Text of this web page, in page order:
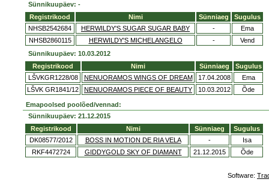
Sünnikuupäev: -
Registrikood
Nimi Sünniaeg
Sugulus
NHSB2542684
HERWILDY'S SUGAR SUGAR BABY -
Ema
NHSB2860115
HERWILDY'S MICHELANGELO -
Vend
Sünnikuupäev: 10.03.2012
Registrikood
Nimi Sünniaeg
Sugulus
LŠVKGR1228/08
NENUORAMOS WINGS OF DREAM 17.04.2008
Ema
LŠVK GR1841/12
NENUORAMOS PIECE OF BEAUTY 10.03.2012 Õde
Emapoolsed poolõed/vennad:
Sünnikuupäev: 21.12.2015
Registrikood
Nimi Sünniaeg
Sugulus
DK08577/2012
BOSS IN MOTION DE RIA VELA -
Isa
RKF4472724
GIDDYGOLD SKY OF DIAMANT 21.12.2015 Õde
Software: